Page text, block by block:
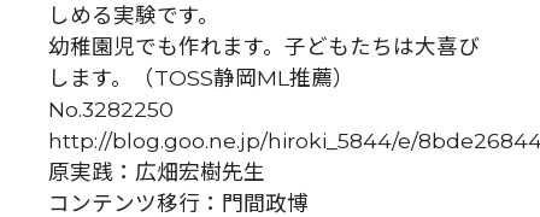
しめる実験です。
幼稚園児でも作れます。子どもたちは大喜び
します。（TOSS静岡ML推薦）
No.3282250
http://blog.goo.ne.jp/hiroki_5844/e/
原実践：広畑宏樹先生
コンテンツ移行：門間政博